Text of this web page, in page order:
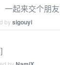
一起来交个朋
bysigouyi